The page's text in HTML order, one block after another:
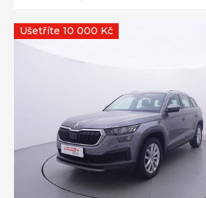
Ušetříte 10 000 Kč